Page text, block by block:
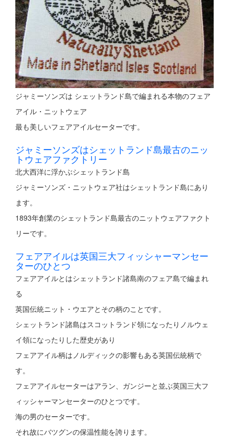
ジャミーソンズは シェットランド島で編まれる本物のフェア
アイル・ニットウェア
最も美しいフェアアイルセーターです。
ジャミーソンズはシェットランド島最古のニッ
トウェアファクトリー
北大西洋に浮かぶシェットランド島
ジャミーソンズ・ニットウェア社はシェットランド島にあり
ます。
1893年創業のシェットランド島最古のニットウェアファクト
リーです。
フェアアイルは英国三大フィッシャーマンセー
ターのひとつ
フェアアイルとはシェットランド諸島南のフェア島で編まれ
る
英国伝統ニット・ウエアとその柄のことです。
シェットランド諸島はスコットランド領になったりノルウェ
イ領になったりした歴史があり
フェアアイル柄はノルディックの影響もある英国伝統柄で
す。
フェアアイルセーターはアラン、ガンジーと並ぶ英国三大フ
ィッシャーマンセーターのひとつです。
海の男のセーターです。
それ故にバツグンの保温性能を誇ります。